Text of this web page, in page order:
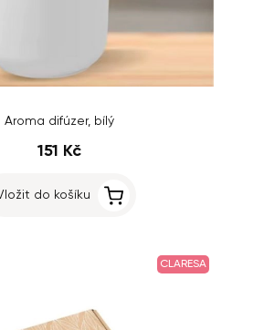
Aroma difúzer, bílý
151 Kč
do košíku
CLARESA